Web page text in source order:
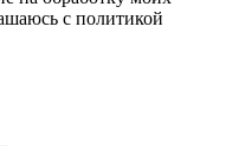
с политикой